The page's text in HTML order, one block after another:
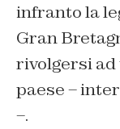
infranto la
Gran
rivolgersi ad
paese –
–.